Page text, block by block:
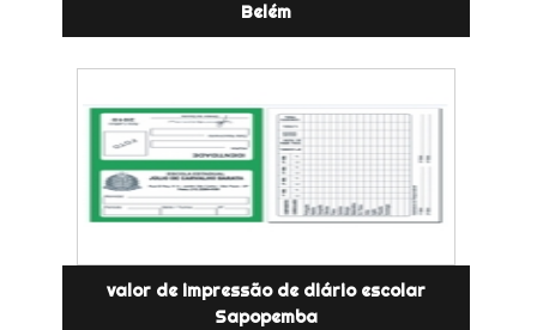
Belém
valor de impressão de diário escolar
Sapopemba